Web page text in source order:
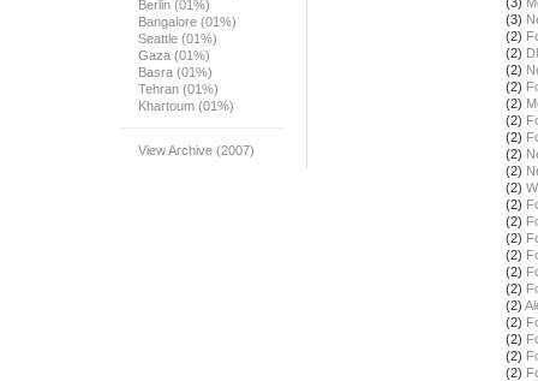
Berlin (01%)
Bangalore (01%)
Seattle (01%)
Gaza (01%)
Basra (01%)
Tehran (01%)
Khartoum (01%)
View Archive (2007)
(3)
(2)
(2)
(2)
(2)
(2)
(2)
(2)
(2)
(2)
(2)
(2)
(2)
(2)
(2)
(2)
(2)
(2)
(2)
(2)
(2)
(2)